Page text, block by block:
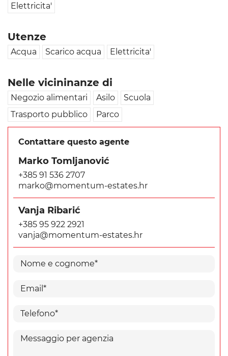
Elettricita'
Utenze
Acqua Scarico acqua Elettricita'
Nelle vicininanze di
Negozio alimentari Asilo
Scuola
Trasporto pubblico
Parco
Contattare questo agente
Marko Tomljanović
+385 91 536 2707
marko@momentum-estates.hr
Vanja Ribarić
+385 95 922 2921
vanja@momentum-estates.hr